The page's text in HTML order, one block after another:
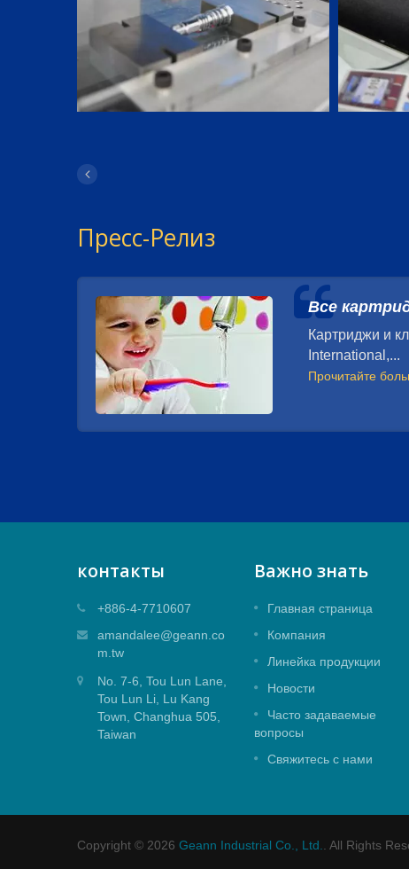
Пресс-Релиз
Все
Картриджи и
International,...
Прочитайте
контакты
+886-4-7710607
amandalee@geann.co
m.tw
No. 7-6, Tou Lun Lane,
Tou Lun Li, Lu Kang
Town, Changhua 505,
Taiwan
Важно знать
Главная страница
Компания
Линейка продукции
Новости
Часто задаваемые
вопросы
Свяжитесь с нами
Картридж смесителя с верхним
уплотнением 25 мм
уплотнением 25 мм для душевого
применения.
Прочитайте больше
Copyright © 2026 Geann Industrial Co., Ltd.. All Rights